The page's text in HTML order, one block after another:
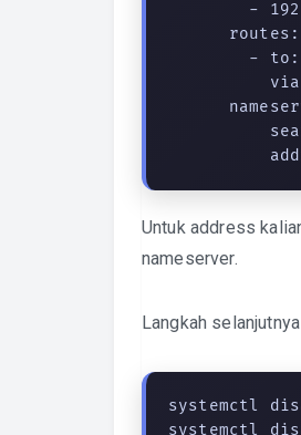
Untuk address
nameserver.
Langkah
systemctl
systemctl